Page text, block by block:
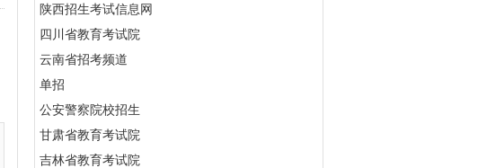
陕西招生考试信息网
四川省教育考试院
云南省招考频道
单招
公安警察院校招生
甘肃省教育考试院
吉林省教育考试院